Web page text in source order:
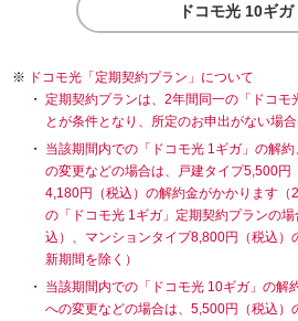
ドコモ光 10ギガ
ドコモ光「定期契約プラン」について
定期契約プランは、2年間同一の「ドコモ
とが条件となり、所定のお申出がない場
当該期間内での「ドコモ光 1ギガ」の解
の変更などの場合は、戸建タイプ5,500円
4,180円（税込）の解約金がかかります
の「ドコモ光 1ギガ」定期契約プランの
込）、マンションタイプ8,800円（税込）
新期間を除く）
当該期間内での「ドコモ光 10ギガ」の解
への変更などの場合は、5,500円（税込）